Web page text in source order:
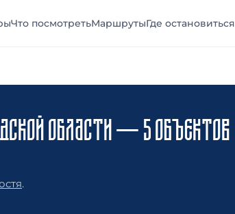
Что посмотретьМаршрутыГде остановиться
ОБЛАСТИ — 5 ОБЪЕКТОВ
.